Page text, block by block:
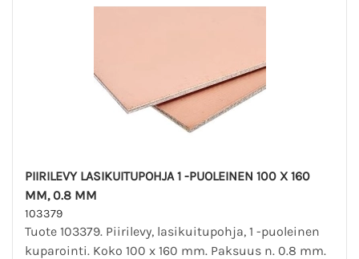
PIIRILEVY LASIKUITUPOHJA 1 -PUOLEINEN 100 X 160
MM, 0.8 MM
103379
Tuote 103379. Piirilevy, lasikuitupohja, 1 -puoleinen
kuparointi. Koko 100 x 160 mm. Paksuus n. 0.8 mm.